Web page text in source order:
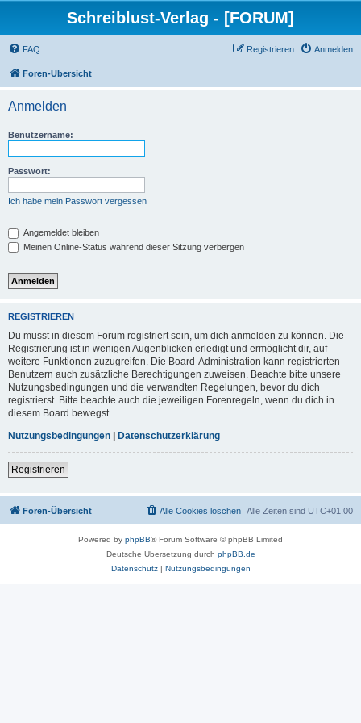
Schreiblust-Verlag - [FORUM]
FAQ Anmelden
Registrieren
Foren-Übersicht
Anmelden
Benutzername:
Passwort:
Ich habe mein Passwort vergessen
Angemeldet bleiben
Meinen Online-Status während dieser Sitzung verbergen
REGISTRIEREN
Du musst in diesem Forum registriert sein, um dich anmelden zu können. Die
Registrierung ist in wenigen Augenblicken erledigt und ermöglicht dir, auf
weitere Funktionen zuzugreifen. Die Board-Administration kann registrierten
Benutzern auch zusätzliche Berechtigungen zuweisen. Beachte bitte unsere
Nutzungsbedingungen und die verwandten Regelungen, bevor du dich
registrierst. Bitte beachte auch die jeweiligen Forenregeln, wenn du dich in
diesem Board bewegst.
Nutzungsbedingungen | Datenschutzerklärung
Registrieren
Foren-Übersicht Alle Zeiten sind UTC+01:00
Alle Cookies löschen
Powered by phpBB® Forum Software © phpBB Limited
Deutsche Übersetzung durch phpBB.de
Datenschutz| Nutzungsbedingungen